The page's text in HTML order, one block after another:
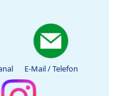
E-Mail / Telefon